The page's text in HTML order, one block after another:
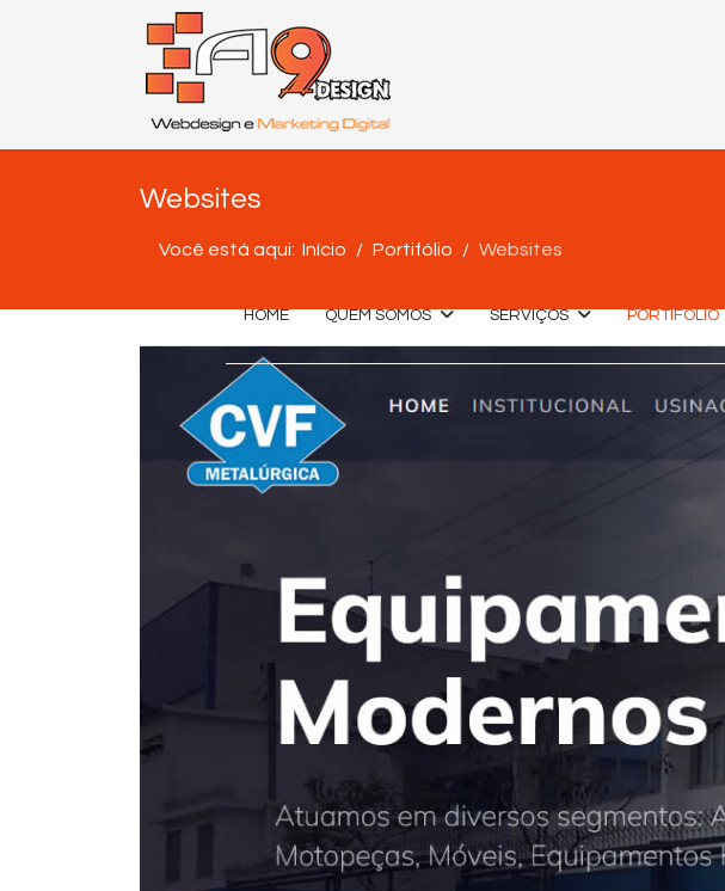
HOME QUEM SOMOS SERVIÇOS PORTIFÓLIO
Websites
Você está aqui: Início Portifólio Websites